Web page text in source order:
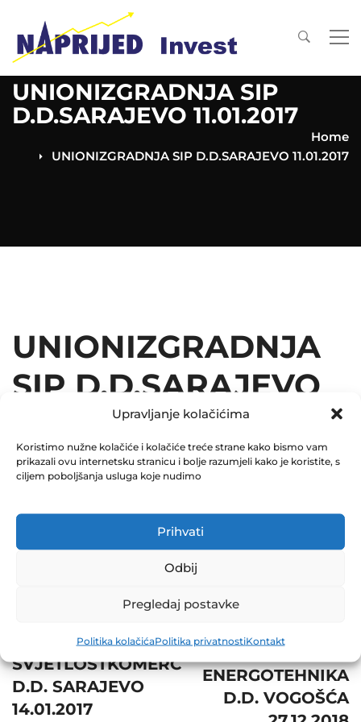
Upravljanje kolačićima
Koristimo nužne kolačiće i kolačiće treće strane kako bismo vam
prikazali ovu internetsku stranicu i bolje razumjeli kako je koristite, s
ciljem poboljšanja usluga koje nudimo
Prihvati
Odbij
Pregledaj postavke
Politika kolačićaPolitika privatnostiKontakt
UNIONIZGRADNJA SIP
D.D.SARAJEVO 11.01.2017
Home
UNIONIZGRADNJA SIP D.D.SARAJEVO 11.01.2017
UNIONIZGRADNJA
SIP D.D.SARAJEVO
11.01.2017
December 31, 2017
0 Comments
Share
navigation
SVJETLOSTKOMERC
D.D. SARAJEVO
14.01.2017
ENERGOTEHNIKA
D.D. VOGOŠĆA